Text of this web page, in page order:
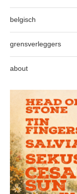
belgisch
grensverleggers
about